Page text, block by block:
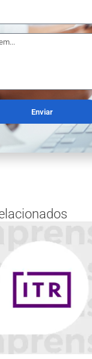
Enviar